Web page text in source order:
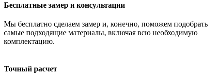
Бесплатные замер и консультации
Мы бесплатно сделаем замер и, конечно, поможем подобрать
самые подходящие материалы, включая всю необходимую
комплектацию.
Точный расчет